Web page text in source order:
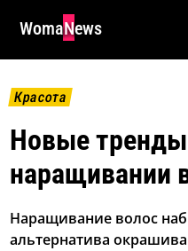
WomaNews
Красота
Новые
наращивании
Наращивание волос
альтернатива